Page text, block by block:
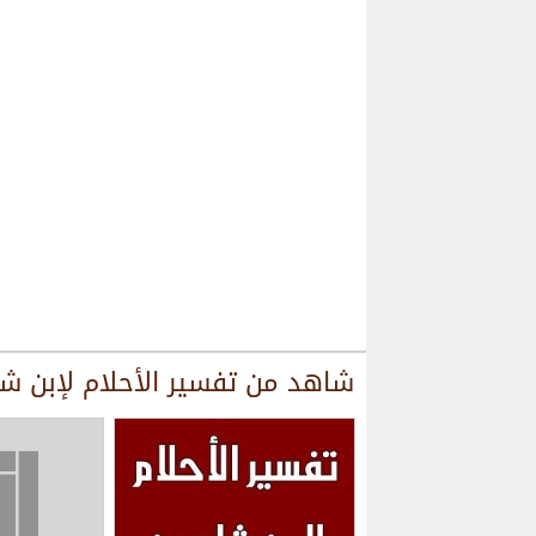
شاهد منتفسير الأحلام لإبن